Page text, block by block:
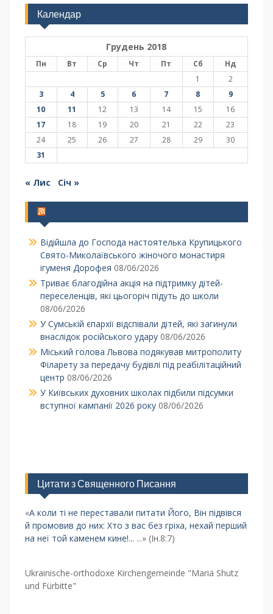
Календар
Грудень 2018
Пн Вт Ср Чт Пт Сб
Нд
1
2
3
4 5 6 7 8
9
10
11 12 13 14 15
16
17
18 19 20 21 22
23
24
25 26 27 28 29
30
31
« Лис Січ »
Відійшла до Господа настоятелька Крупицького
Свято-Миколаївського жіночого монастиря
ігуменя Дорофея 08/06/2026
Триває благодійна акція на підтримку дітей-
переселенців, які цьогоріч підуть до школи
08/06/2026
У Сумській єпархії відспівали дітей, які загинули
внаслідок російського удару 08/06/2026
Міський голова Львова подякував митрополиту
Філарету за передачу будівлі під реабілітаційний
центр 08/06/2026
У Київських духовних школах підбили підсумки
вступної кампанії 2026 року 08/06/2026
Цитати з Священного Писання
«А коли ті не переставали питати Його, Він підвівся
й промовив до них: Хто з вас без гріха, нехай перший
на неї той каменем кине!... ...» (Ін.8:7)
Ukrainische-orthodoxe Kirchengemeinde "Mariä Shutz
und Fürbitte"